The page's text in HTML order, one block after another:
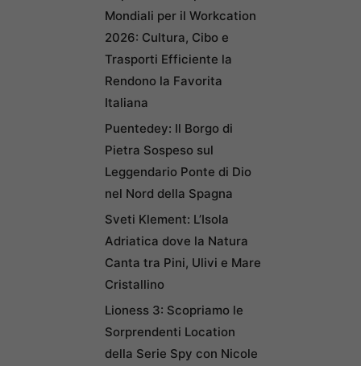
Mondiali per il Workcation
2026: Cultura, Cibo e
Trasporti Efficiente la
Rendono la Favorita
Italiana
Puentedey: Il Borgo di
Pietra Sospeso sul
Leggendario Ponte di Dio
nel Nord della Spagna
Sveti Klement: L’Isola
Adriatica dove la Natura
Canta tra Pini, Ulivi e Mare
Cristallino
Lioness 3: Scopriamo le
Sorprendenti Location
della Serie Spy con Nicole